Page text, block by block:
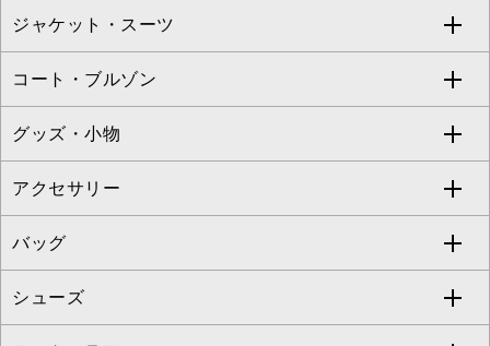
ニット・セーター
カーディガン
アンサンブルセット
ベスト・ジレ
パーカー
タンクトップ・キャミソール
ドレス
チュニック
ジャンパースカート
その他のワンピース・ドレス
フルレングスパンツ
クロップド・半端丈パンツ
ガウチョ・ワイドパンツ
ハーフ・ショート丈パンツ
サロペット・オールインワン
その他のパンツ
すべてのスカート
ロング・マキシ丈スカート
ひざ丈スカート
ミモレ丈スカート
ショート・ミニ丈スカート
その他のスカート
ジャケット・スーツ
すべてのジャケット・スーツ
テーラードジャケット
ノーカラージャケット
セットアップ
セットアップジャケット
コート・ブルゾン
すべてのコート・ブルゾン
トレンチコート
ピーコート
ダッフルコート
グッズ・小物
すべてのグッズ・小物
マスク
ストール・マフラー・スヌード
アクセサリー
すべてのアクセサリー
ネックレス
バッグ
すべてのバッグ
シューズ